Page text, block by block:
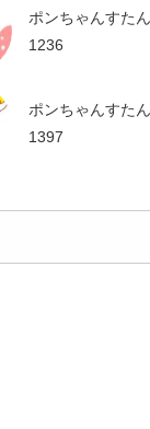
ポンちゃんすた
1236
ポンちゃんすた
1397